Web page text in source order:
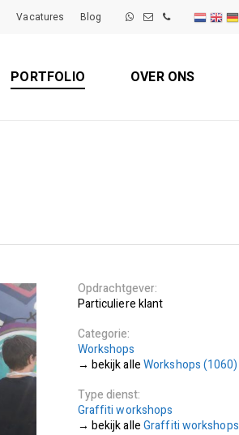
Vacatures Blog
PORTFOLIO OVER ONS
Opdrachtgever
Particuliere klant
Categorie
Workshops
Workshops (1060)
Type dienst
Graffiti workshops
Graffiti